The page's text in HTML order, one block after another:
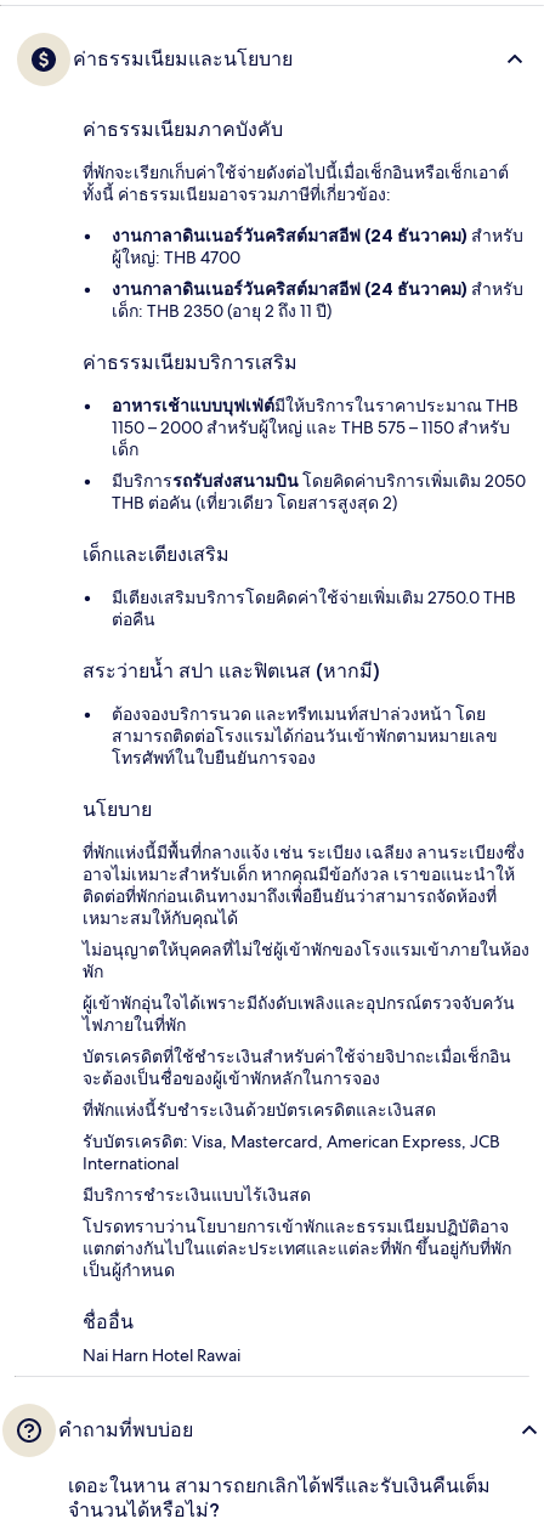
ค่าธรรมเนียมและนโยบาย
ค่าธรรมเนียมภาคบังคับ
ที่พักจะเรียกเก็บค่าใช้จ่ายดังต่อไปนี้เมื่อเช็กอินหรือเช็กเอาต์
ทั้งนี้ ค่าธรรมเนียมอาจรวมภาษีที่เกี่ยวข้อง:
งานกาลาดินเนอร์วันคริสต์มาสอีฟ (24 ธันวาคม) สำหรับ
ผู้ใหญ่: THB 4700
งานกาลาดินเนอร์วันคริสต์มาสอีฟ (24 ธันวาคม) สำหรับ
เด็ก: THB 2350 (อายุ 2 ถึง 11 ปี)
ค่าธรรมเนียมบริการเสริม
อาหารเช้าแบบบุฟเฟ่ต์มีให้บริการในราคาประมาณ THB
1150 – 2000 สำหรับผู้ใหญ่ และ THB 575 – 1150 สำหรับ
เด็ก
มีบริการรถรับส่งสนามบินโดยคิดค่าบริการเพิ่มเติม 2050
THB ต่อคัน (เที่ยวเดียว โดยสารสูงสุด 2)
เด็กและเตียงเสริม
มีเตียงเสริมบริการโดยคิดค่าใช้จ่ายเพิ่มเติม 2750.0 THB
ต่อคืน
สระว่ายน้ำ สปา และฟิตเนส (หากมี)
ต้องจองบริการนวด และทรีทเมนท์สปาล่วงหน้า โดย
สามารถติดต่อโรงแรมได้ก่อนวันเข้าพักตามหมายเลข
โทรศัพท์ในใบยืนยันการจอง
นโยบาย
ที่พักแห่งนี้มีพื้นที่กลางแจ้ง เช่น ระเบียง เฉลียง ลานระเบียงซึ่ง
อาจไม่เหมาะสำหรับเด็ก หากคุณมีข้อกังวล เราขอแนะนำให้
ติดต่อที่พักก่อนเดินทางมาถึงเพื่อยืนยันว่าสามารถจัดห้องที่
เหมาะสมให้กับคุณได้
ไม่อนุญาตให้บุคคลที่ไม่ใช่ผู้เข้าพักของโรงแรมเข้าภายในห้อง
พัก
ผู้เข้าพักอุ่นใจได้เพราะมีถังดับเพลิงและอุปกรณ์ตรวจจับควัน
ไฟภายในที่พัก
บัตรเครดิตที่ใช้ชำระเงินสำหรับค่าใช้จ่ายจิปาถะเมื่อเช็กอิน
จะต้องเป็นชื่อของผู้เข้าพักหลักในการจอง
ที่พักแห่งนี้รับชำระเงินด้วยบัตรเครดิตและเงินสด
รับบัตรเครดิต: Visa, Mastercard, American Express, JCB
International
มีบริการชำระเงินแบบไร้เงินสด
โปรดทราบว่านโยบายการเข้าพักและธรรมเนียมปฏิบัติอาจ
แตกต่างกันไปในแต่ละประเทศและแต่ละที่พัก ขึ้นอยู่กับที่พัก
เป็นผู้กำหนด
ชื่ออื่น
Nai Harn Hotel Rawai
คำถามที่พบบ่อย
เดอะในหาน สามารถยกเลิกได้ฟรีและรับเงินคืนเต็ม
จำนวนได้หรือไม่?